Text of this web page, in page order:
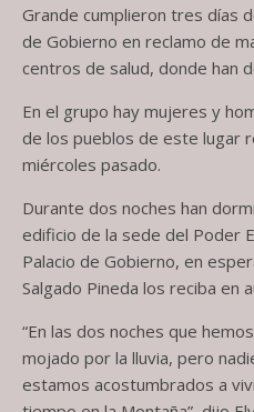
Grande cumplieron tres días
de Gobierno en reclamo de
centros de salud, donde han
En el grupo hay mujeres y
de los pueblos de este lugar
miércoles pasado.
Durante dos noches han
edificio de la sede del Poder
Palacio de Gobierno, en
Salgado Pineda los reciba en
“En las dos noches que
mojado por la lluvia, pero
estamos acostumbrados a